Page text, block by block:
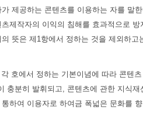
가 제공하는 콘텐츠를 이용하는 자를 말
츠제작자의 이익의 침해를 효과적으로
뜻은 제1항에서 정하는 것을 제외하고
호에서 정하는 기본이념에 따라 콘텐
충분히 발휘되고, 콘텐츠에 관한 지식
하여 이용자로 하여금 폭넓은 문화를